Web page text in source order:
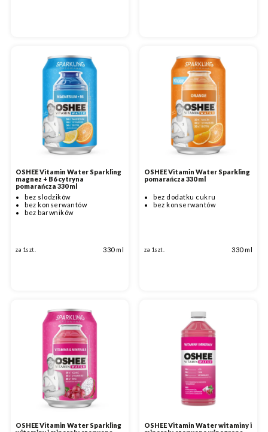
OSHEE Vitamin Water Sparkling
magnez + B6 cytryna
pomarańcza 330 ml
bez slodzików
bez konserwantów
bez barwników
za 1szt. 330 ml
OSHEE Vitamin Water Sparkling
pomarańcza 330 ml
bez dodatku cukru
bez konserwantów
za 1szt. 330 ml
OSHEE Vitamin Water Sparkling
OSHEE Vitamin Water witaminy i